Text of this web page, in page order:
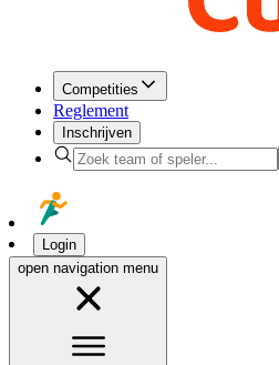
Competities
Reglement
Inschrijven
Login
open navigation menu